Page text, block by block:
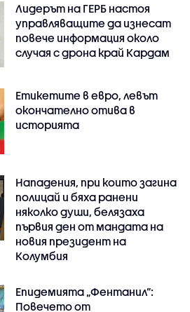
Лидерът на ГЕРБ настоя
управляващите да изнесат
повече информация около
случая с дрона край Кардам
Етикетите в евро, левът
окончателно отива в
историята
Нападения, при които загина
полицай и бяха ранени
няколко души, белязаха
първия ден от мандата на
новия президент на
Колумбия
Епидемията „Фентанил”:
Повечето от